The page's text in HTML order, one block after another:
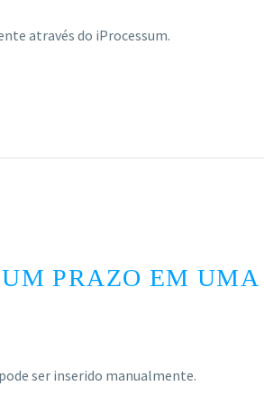
através do iProcessum.
PRAZO EM
ser inserido manualmente.